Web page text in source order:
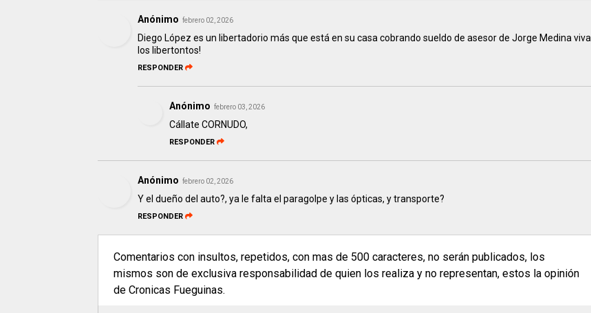
Anónimo febrero 02, 2026
Diego López es un libertadorio más que está en su casa cobrando sueldo de asesor de Jorge Medina viva
los libertontos!
RESPONDER
Anónimo febrero 03, 2026
Cállate CORNUDO,
RESPONDER
Anónimo febrero 02, 2026
Y el dueño del auto?, ya le falta el paragolpe y las ópticas, y transporte?
RESPONDER
Comentarios con insultos, repetidos, con mas de 500 caracteres, no serán publicados, los
mismos son de exclusiva responsabilidad de quien los realiza y no representan, estos la opinión
de Cronicas Fueguinas.